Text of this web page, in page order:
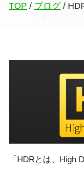
TOP / ブログ/
「HDRとは、High